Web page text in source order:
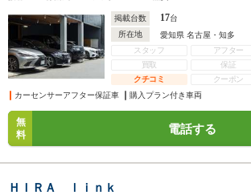
掲載台数 17台
所在地
愛知県 名古屋・知多
スタッフ
アフター
買取
保証
クチコミ
クーポン
カーセンサーアフター保証車
購入プラン付き車両
無
料
電話する
ＨＩＲＡ ｌｉｎｋ